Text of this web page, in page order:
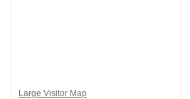
Large Visitor Map